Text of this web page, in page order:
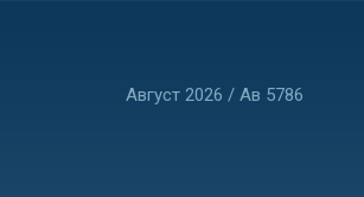
Август 2026 / Ав 5786